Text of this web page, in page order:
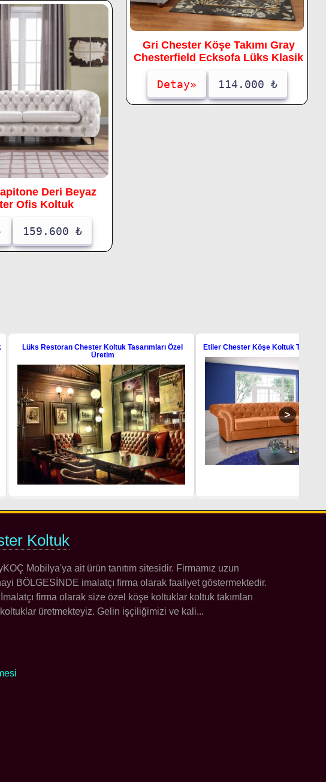
Deri Beyaz
Ofis Koltuk
159.600 ₺
Gri Chester Köşe Takımı Gray
Chesterfield Ecksofa Lüks Klasik
Detay» 114.000 ₺
Koltuk Tasarımları Özel
Etiler Chester Köşe Koltuk Takımı Özel Ölçü Üretim
Koltuk
Mobilya'ya ait ürün tanıtım sitesidir. Firmamız uzun
BÖLGESİNDE imalatçı firma olarak faaliyet göstermektedir.
firma olarak size özel köşe koltuklar koltuk takımları
üretmekteyiz. Gelin işçiliğimizi ve kali...